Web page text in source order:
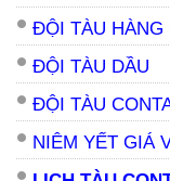
ĐỘI TÀU HÀNG
ĐỘI TÀU DẦU
ĐỘI TÀU
NIÊM YẾT GIÁ